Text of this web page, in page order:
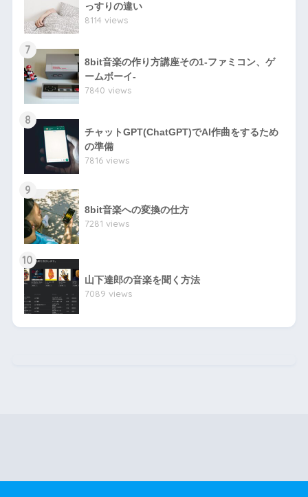
っすりの違い
8114 views
7
8bit音楽の作り方講座その1-ファミコン、ゲ
ームボーイ-
7840 views
8
チャットGPT(ChatGPT)でAI作曲をするため
の準備
7816 views
9
8bit音楽への変換の仕方
7281 views
10
山下達郎の音楽を聞く方法
7089 views